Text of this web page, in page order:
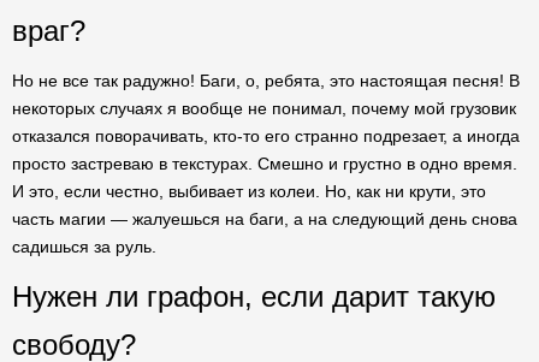
враг?
Но не все так радужно! Баги, о, ребята, это настоящая песня! В
некоторых случаях я вообще не понимал, почему мой грузовик
отказался поворачивать, кто-то его странно подрезает, а иногда
просто застреваю в текстурах. Смешно и грустно в одно время.
И это, если честно, выбивает из колеи. Но, как ни крути, это
часть магии — жалуешься на баги, а на следующий день снова
садишься за руль.
Нужен ли графон, если дарит такую
свободу?